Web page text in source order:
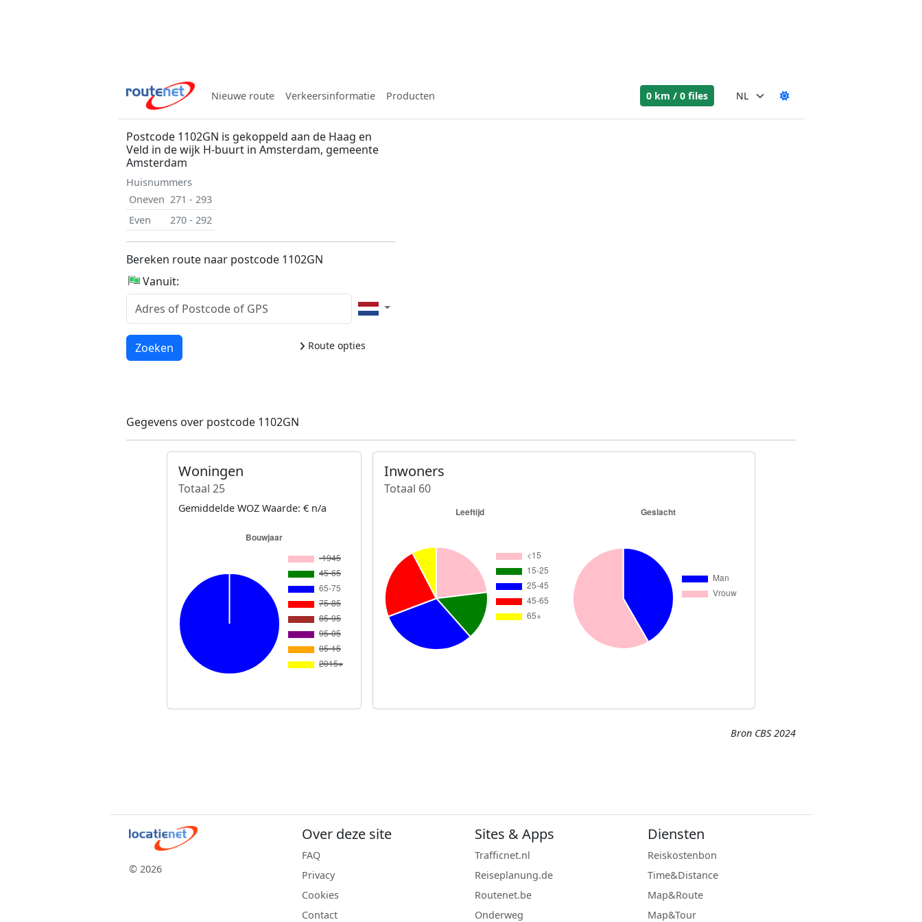
Nieuwe route Verkeersinformatie Producten 0 km / 0 files
Postcode 1102GN is gekoppeld aan de Haag en
Veld in de wijk H-buurt in Amsterdam, gemeente
Amsterdam
Huisnummers
Oneven 271 - 293
Even
270 - 292
Bereken route naar postcode 1102GN
Vanuit:
Route opties
Laden...
Zoeken
Gegevens over postcode 1102GN
Woningen
Totaal 25
Gemiddelde WOZ Waarde: € n/a
Inwoners
Totaal 60
Bron CBS 2024
© 2026
Over deze site
FAQ
Privacy
Cookies
Contact
Sites & Apps
Trafficnet.nl
Reiseplanung.de
Routenet.be
Onderweg
Diensten
Reiskostenbon
Time&Distance
Map&Route
Map&Tour